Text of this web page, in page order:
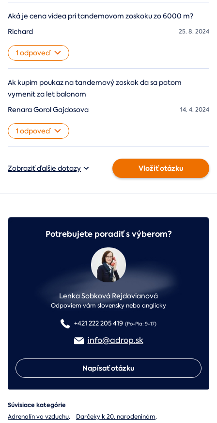
Aká je cena videa pri tandemovom zoskoku zo 6000 m?
25. 8. 2024
Richard
1 odpoveď
Ak kupim poukaz na tandemový zoskok da sa potom
vymenit za let balonom
14. 4. 2024
Renara Gorol Gajdosova
1 odpoveď
Zobraziť ďalšie dotazy Vložiť otázku
Potrebujete poradiť s výberom?
Lenka Sobková Rejdovianová
Odpoviem vám slovensky nebo anglicky
+421 222 205 419 (Po-Pia: 9-17)
info@adrop.sk
Napísať otázku
Súvisiace kategórie
Adrenalín vo vzduchu, Darčeky k 20. narodeninám,